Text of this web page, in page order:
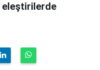
eleştirilerde